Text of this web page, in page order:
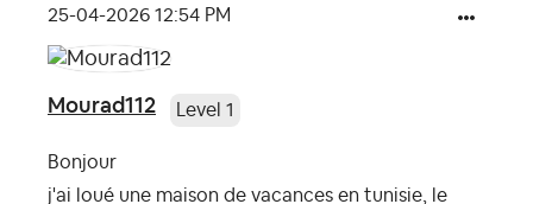
‎25-04-2026 12:54 PM
Mourad112 Level 1
Bonjour
j'ai loué une maison de vacances en tunisie, le